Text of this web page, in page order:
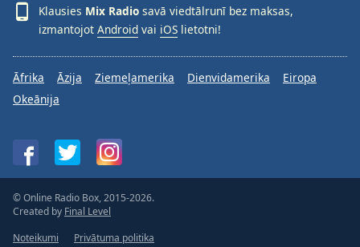
Klausies Mix Radio savā viedtālrunī bez maksas,
izmantojot Android vai iOS lietotni!
Āfrika Āzija Ziemeļamerika Dienvidamerika
Eiropa
Okeānija
© Online Radio Box, 2015-2026.
Created by Final Level
Noteikumi
Privātuma politika